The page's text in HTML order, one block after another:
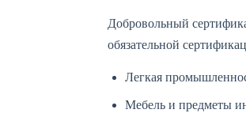
Добровольный
обязательной
Легкая
Мебель и предметы